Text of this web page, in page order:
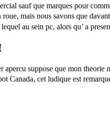
sauf que marques pour
mais nous savons que
au sein pc, alors qu’ a
apercu suppose que mon
Canada, cet ludique est